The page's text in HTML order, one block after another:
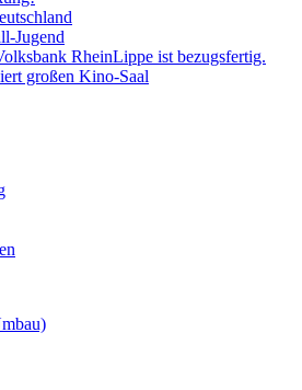
Jugend
RheinLippe ist bezugsfertig.
großen Kino-Saal